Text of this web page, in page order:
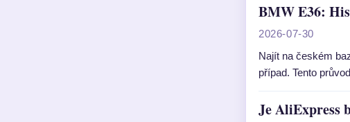
BMW E36:
2026-07-30
Najít na českém
případ. Tento
Je AliExpress